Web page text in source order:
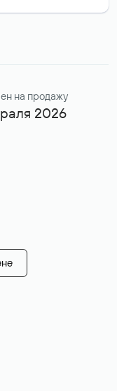
на продажу
2026